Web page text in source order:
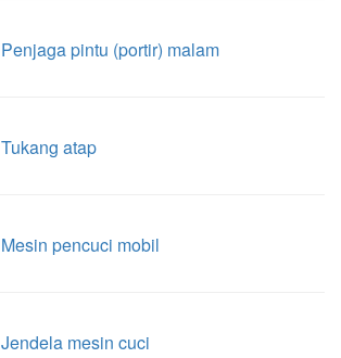
Penjaga pintu (portir) malam
Tukang atap
Mesin pencuci mobil
Jendela mesin cuci